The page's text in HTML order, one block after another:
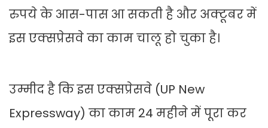
रुपये के आस-पास आ सकती है और अक्टूबर में
इस एक्सप्रेसवे का काम चालू हो चुका है।
उम्मीद है कि इस एक्सप्रेसवे (UP New
Expressway) का काम 24 महीने में पूरा कर